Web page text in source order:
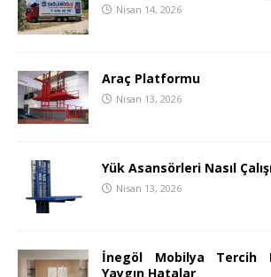
Nisan 14, 2026
Araç Platformu
Nisan 13, 2026
Yük Asansörleri Nasıl
Nisan 13, 2026
İnegöl Mobilya Tercih
Yaygın Hatalar